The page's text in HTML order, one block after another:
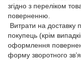
згідно з переліком
поверненню.
Витрати на доставку
покупець (крім
оформлення
форму зворотного